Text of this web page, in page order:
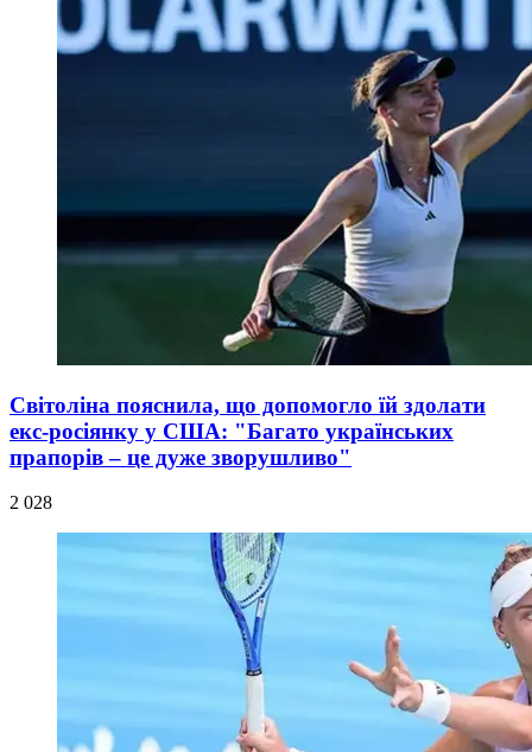
Світоліна пояснила, що допомогло їй здолати
екс-росіянку у США: "Багато українських
прапорів – це дуже зворушливо"
2 028